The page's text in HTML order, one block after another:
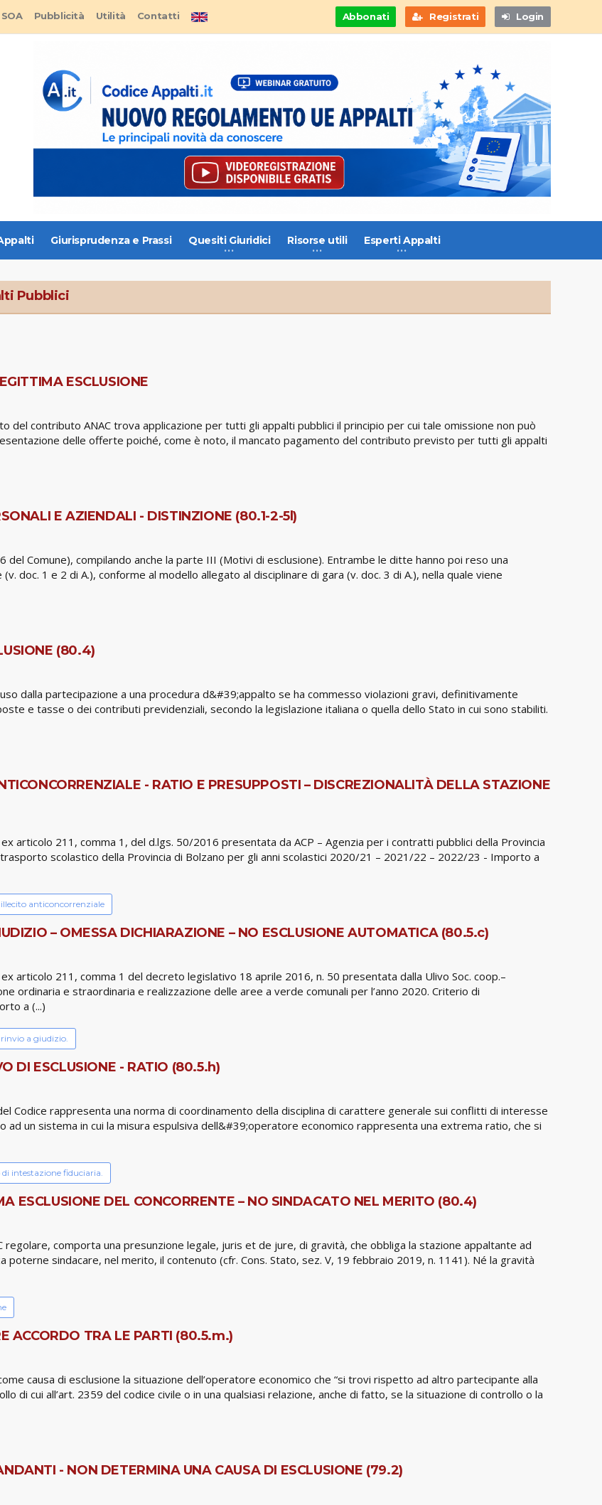
Abbonati Registrati Login
Pubblicità Utilità Contatti
Giurisprudenza e Prassi Quesiti Giuridici Risorse utili Esperti Appalti
Pubblici
ESCLUSIONE
del contributo ANAC trova applicazione per tutti gli appalti pubblici il principio per cui tale omissione non può
delle offerte poiché, come è noto, il mancato pagamento del contributo previsto per tutti gli appalti
E AZIENDALI - DISTINZIONE (80.1-2-5l)
del Comune), compilando anche la parte III (Motivi di esclusione). Entrambe le ditte hanno poi reso una
1 e 2 di A.), conforme al modello allegato al disciplinare di gara (v. doc. 3 di A.), nella quale viene
(80.4)
dalla partecipazione a una procedura d&#39;appalto se ha commesso violazioni gravi, definitivamente
e tasse o dei contributi previdenziali, secondo la legislazione italiana o quella dello Stato in cui sono stabiliti.
- RATIO E PRESUPPOSTI – DISCREZIONALITÀ DELLA STAZIONE
articolo 211, comma 1, del d.lgs. 50/2016 presentata da ACP – Agenzia per i contratti pubblici della Provincia
scolastico della Provincia di Bolzano per gli anni scolastici 2020/21 – 2021/22 – 2022/23 - Importo a
illecito anticoncorrenziale
– OMESSA DICHIARAZIONE – NO ESCLUSIONE AUTOMATICA (80.5.c)
articolo 211, comma 1 del decreto legislativo 18 aprile 2016, n. 50 presentata dalla Ulivo Soc. coop.–
ordinaria e straordinaria e realizzazione delle aree a verde comunali per l’anno 2020. Criterio di
a (...)
rinvio a giudizio.
DI ESCLUSIONE - RATIO (80.5.h)
Codice rappresenta una norma di coordinamento della disciplina di carattere generale sui conflitti di interesse
un sistema in cui la misura espulsiva dell&#39;operatore economico rappresenta una extrema ratio, che si
intestazione fiduciaria.
ESCLUSIONE DEL CONCORRENTE – NO SINDACATO NEL MERITO (80.4)
regolare, comporta una presunzione legale, juris et de jure, di gravità, che obbliga la stazione appaltante ad
sindacare, nel merito, il contenuto (cfr. Cons. Stato, sez. V, 19 febbraio 2019, n. 1141). Né la gravità
ACCORDO TRA LE PARTI (80.5.m.)
causa di esclusione la situazione dell’operatore economico che “si trovi rispetto ad altro partecipante alla
di cui all’art. 2359 del codice civile o in una qualsiasi relazione, anche di fatto, se la situazione di controllo o la
- NON DETERMINA UNA CAUSA DI ESCLUSIONE (79.2)